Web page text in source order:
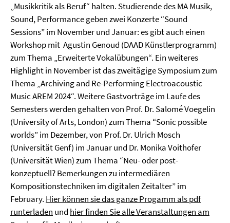
„Musikkritik als Beruf“ halten. Studierende des MA Musik,
Sound, Performance geben zwei Konzerte “Sound
Sessions” im November und Januar: es gibt auch einen
Workshop mit Agustin Genoud (DAAD Künstlerprogramm)
zum Thema „Erweiterte Vokalübungen“. Ein weiteres
Highlight in November ist das zweitägige Symposium zum
Thema „Archiving and Re-Performing Electroacoustic
Music AREM 2024“. Weitere Gastvorträge im Laufe des
Semesters werden gehalten von Prof. Dr. Salomé Voegelin
(University of Arts, London) zum Thema “Sonic possible
worlds” im Dezember, von Prof. Dr. Ulrich Mosch
(Universität Genf) im Januar und Dr. Monika Voithofer
(Universität Wien) zum Thema “Neu- oder post-
konzeptuell? Bemerkungen zu intermediären
Kompositionstechniken im digitalen Zeitalter” im
February. Hier können sie das ganze Progamm als pdf
runterladen und hier finden Sie alle Veranstaltungen am